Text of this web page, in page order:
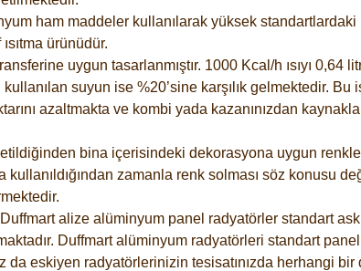
ham maddeler kullanılarak yüksek
ürünüdür.
uygun tasarlanmıştır. 1000 Kcal/h ısıyı
suyun ise %20’sine karşılık gelmektedir.
azaltmakta ve kombi yada kazanınızdan
bina içerisindeki dekorasyona uygun
zamanla renk solması söz konusu
alize alüminyum panel radyatörler standart
Duffmart alüminyum radyatörleri standart
da eskiyen radyatörlerinizin tesisatınızda herhangi